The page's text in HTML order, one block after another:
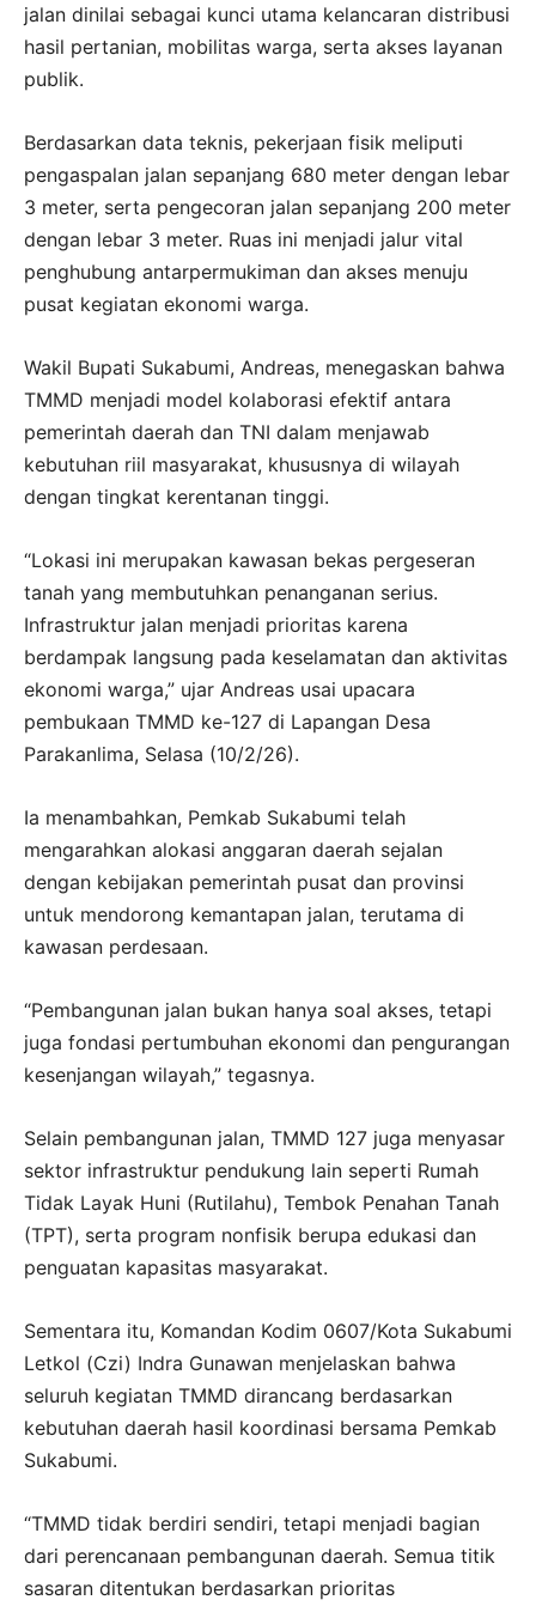
jalan dinilai sebagai kunci utama kelancaran distribusi
hasil pertanian, mobilitas warga, serta akses layanan
publik.
Berdasarkan data teknis, pekerjaan fisik meliputi
pengaspalan jalan sepanjang 680 meter dengan lebar
3 meter, serta pengecoran jalan sepanjang 200 meter
dengan lebar 3 meter. Ruas ini menjadi jalur vital
penghubung antarpermukiman dan akses menuju
pusat kegiatan ekonomi warga.
Wakil Bupati Sukabumi, Andreas, menegaskan bahwa
TMMD menjadi model kolaborasi efektif antara
pemerintah daerah dan TNI dalam menjawab
kebutuhan riil masyarakat, khususnya di wilayah
dengan tingkat kerentanan tinggi.
“Lokasi ini merupakan kawasan bekas pergeseran
tanah yang membutuhkan penanganan serius.
Infrastruktur jalan menjadi prioritas karena
berdampak langsung pada keselamatan dan aktivitas
ekonomi warga,” ujar Andreas usai upacara
pembukaan TMMD ke-127 di Lapangan Desa
Parakanlima, Selasa (10/2/26).
Ia menambahkan, Pemkab Sukabumi telah
mengarahkan alokasi anggaran daerah sejalan
dengan kebijakan pemerintah pusat dan provinsi
untuk mendorong kemantapan jalan, terutama di
kawasan perdesaan.
“Pembangunan jalan bukan hanya soal akses, tetapi
juga fondasi pertumbuhan ekonomi dan pengurangan
kesenjangan wilayah,” tegasnya.
Selain pembangunan jalan, TMMD 127 juga menyasar
sektor infrastruktur pendukung lain seperti Rumah
Tidak Layak Huni (Rutilahu), Tembok Penahan Tanah
(TPT), serta program nonfisik berupa edukasi dan
penguatan kapasitas masyarakat.
Sementara itu, Komandan Kodim 0607/Kota Sukabumi
Letkol (Czi) Indra Gunawan menjelaskan bahwa
seluruh kegiatan TMMD dirancang berdasarkan
kebutuhan daerah hasil koordinasi bersama Pemkab
Sukabumi.
“TMMD tidak berdiri sendiri, tetapi menjadi bagian
dari perencanaan pembangunan daerah. Semua titik
sasaran ditentukan berdasarkan prioritas